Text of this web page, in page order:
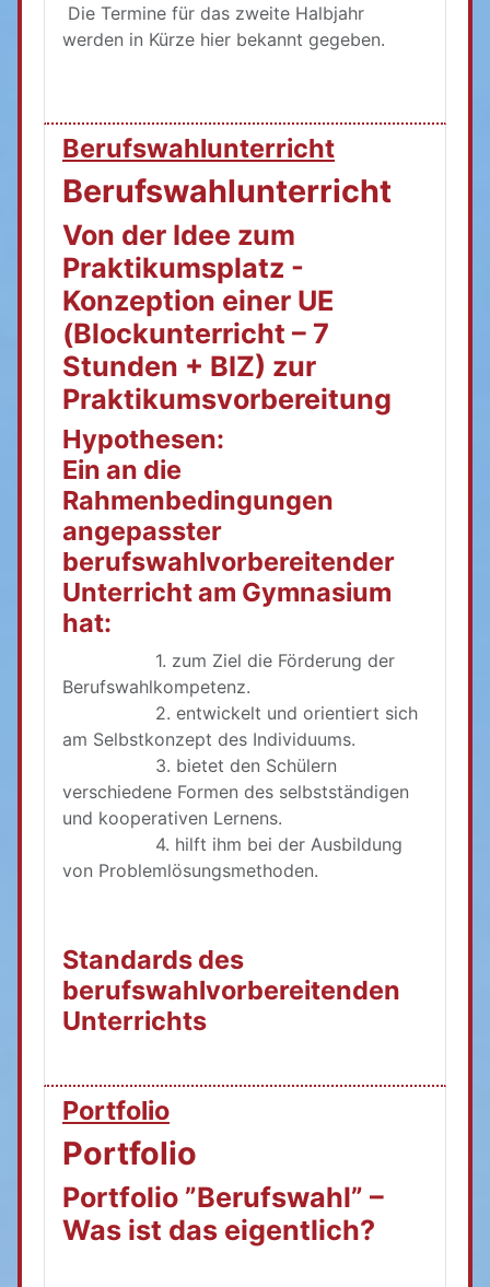
Die Termine für das zweite Halbjahr
werden in Kürze hier bekannt gegeben.
Berufswahlunterricht
Berufswahlunterricht
Von der Idee zum
Praktikumsplatz -
Konzeption einer UE
(Blockunterricht – 7
Stunden + BIZ) zur
Praktikumsvorbereitung
Hypothesen:
Ein an die
Rahmenbedingungen
angepasster
berufswahlvorbereitender
Unterricht am Gymnasium
hat:
1. zum Ziel die Förderung der
Berufswahlkompetenz.
2. entwickelt und orientiert sich
am Selbstkonzept des Individuums.
3. bietet den Schülern
verschiedene Formen des selbstständigen
und kooperativen Lernens.
4. hilft ihm bei der Ausbildung
von Problemlösungsmethoden.
Standards des
berufswahlvorbereitenden
Unterrichts
Portfolio
Portfolio
Portfolio ”Berufswahl” –
Was ist das eigentlich?